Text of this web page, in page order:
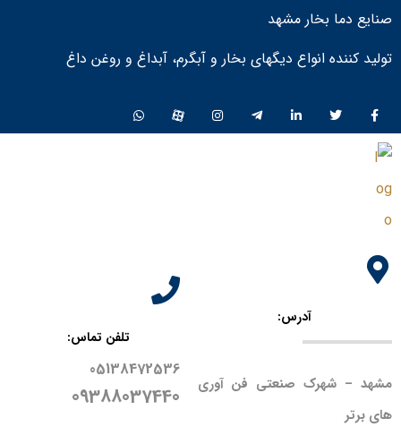
صنایع دما بخار مشهد
تولید کننده انواع دیگهای بخار و آبگرم، آبداغ و روغن داغ ​
آدرس:
مشهد – شهرک صنعتی فن آوری
های برتر
تلفن تماس:
05138472536
09388037440